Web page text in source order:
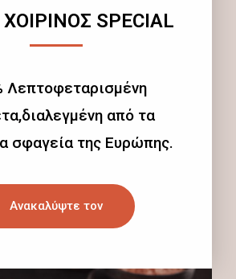
SPECIAL
Λεπτοφεταρισμένη
από τα
σφαγεία της Ευρώπης.
Ανακαλύψτε τον